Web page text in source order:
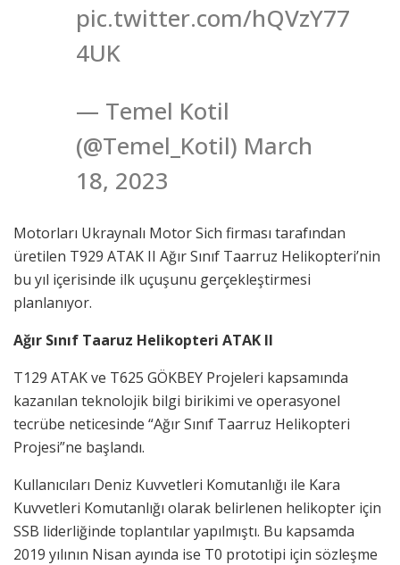
pic.twitter.com/hQVzY77
4UK
— Temel Kotil
(@Temel_Kotil) March
18, 2023
Motorları Ukraynalı Motor Sich firması tarafından
üretilen T929 ATAK II Ağır Sınıf Taarruz Helikopteri’nin
bu yıl içerisinde ilk uçuşunu gerçekleştirmesi
planlanıyor.
Ağır Sınıf Taaruz Helikopteri ATAK II
T129 ATAK ve T625 GÖKBEY Projeleri kapsamında
kazanılan teknolojik bilgi birikimi ve operasyonel
tecrübe neticesinde “Ağır Sınıf Taarruz Helikopteri
Projesi”ne başlandı.
Kullanıcıları Deniz Kuvvetleri Komutanlığı ile Kara
Kuvvetleri Komutanlığı olarak belirlenen helikopter için
SSB liderliğinde toplantılar yapılmıştı. Bu kapsamda
2019 yılının Nisan ayında ise T0 prototipi için sözleşme